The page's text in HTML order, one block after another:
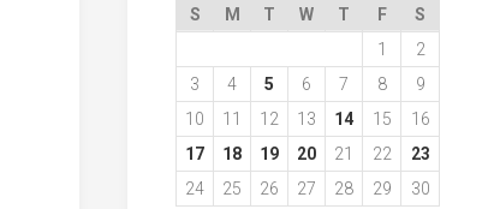
S
M T W T F
S
1
2
3
4 5 6 7 8
9
10
11 12 13 14 15
16
17
18 19 20 21 22
23
24
25 26 27 28 29
30